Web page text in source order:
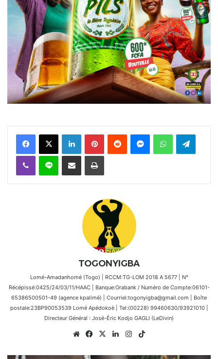
FacebookX Linkedin PinterestReddit MessengerWhatsAppTelegram
Viber Ligne Partager par email Imprimer
TOGONYIGBA
Lomé-Amadanhomé (Togo) | RCCM:TG-LOM 2018 A 5677 | N°
Récépissé:0425/24/03/11/HAAC | Banque:Orabank / Numéro de Compte:06101-
65386500501-49 (agence kpalimé) | Courriel:togonyigba@gmail.com | Boîte
postale:23BP90053539 Lomé Apédokoè | Tel:(00228) 99460630/93921010 |
Directeur Général : José-Éric Kodjo GAGLI (LeDivin)
WebsiteFacebook
X LinkedinInstagram